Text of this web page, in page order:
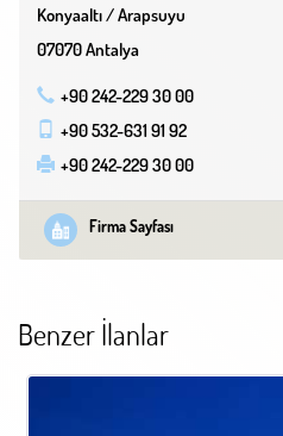
Konyaaltı / Arapsuyu
07070 Antalya
+90 242-229 30 00
+90 532-631 91 92
+90 242-229 30 00
Firma Sayfası
Benzer İlanlar